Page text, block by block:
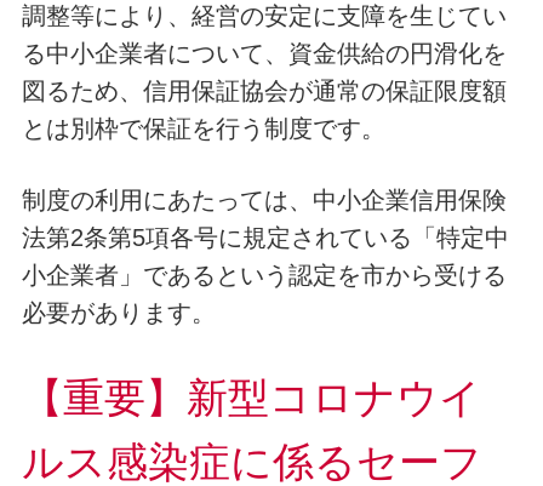
調整等により、経営の安定に支障を生じてい
る中小企業者について、資金供給の円滑化を
図るため、信用保証協会が通常の保証限度額
とは別枠で保証を行う制度です。
制度の利用にあたっては、中小企業信用保険
法第2条第5項各号に規定されている「特定中
小企業者」であるという認定を市から受ける
必要があります。
【重要】新型コロナウイ
ルス感染症に係るセーフ